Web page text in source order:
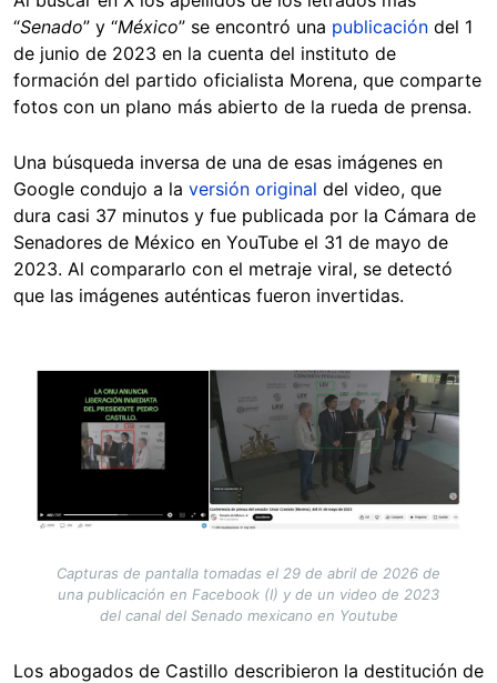
“Senado” y “México” se encontró una publicación del 1
de junio de 2023 en la cuenta del instituto de
formación del partido oficialista Morena, que comparte
fotos con un plano más abierto de la rueda de prensa.
Una búsqueda inversa de una de esas imágenes en
Google condujo a la versión original del video, que
dura casi 37 minutos y fue publicada por la Cámara de
Senadores de México en YouTube el 31 de mayo de
2023. Al compararlo con el metraje viral, se detectó
que las imágenes auténticas fueron invertidas.
Capturas de pantalla tomadas el 29 de abril de 2026 de
una publicación en Facebook (I) y de un video de 2023
del canal del Senado mexicano en Youtube
Los abogados de Castillo describieron la destitución de